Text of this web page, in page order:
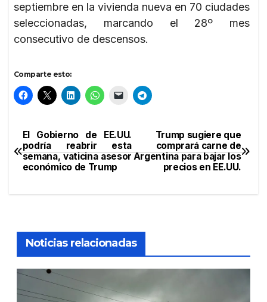
septiembre en la vivienda nueva en 70 ciudades
seleccionadas, marcando el 28º mes
consecutivo de descensos.
Comparte esto:
Navegación
de
Trump sugiere que
comprará carne de
Argentina para bajar los
precios en EE.UU.
El Gobierno de EE.UU.
podría reabrir esta
semana, vaticina asesor
económico de Trump
Noticias relacionadas